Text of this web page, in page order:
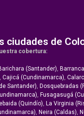
de
cobertura:
(Santander),
, Cajicá (Cundinamarca),
Santander), Dosquebradas
, Fusagasugá
(Quindío), La Virginia
, Neira (Caldas),